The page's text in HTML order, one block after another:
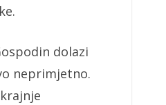
dolazi
neprimjetno.